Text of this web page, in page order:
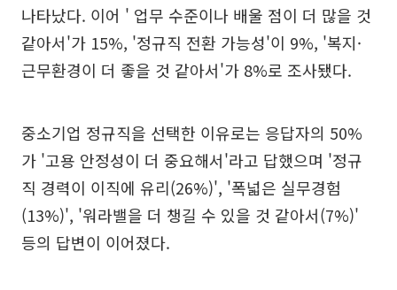
나타났다. 이어 ' 업무 수준이나 배울 점이 더 많을 것
같아서'가 15%, '정규직 전환 가능성'이 9%, '복지·
근무환경이 더 좋을 것 같아서'가 8%로 조사됐다.
중소기업 정규직을 선택한 이유로는 응답자의 50%
가 '고용 안정성이 더 중요해서'라고 답했으며 '정규
직 경력이 이직에 유리(26%)', '폭넓은 실무경험
(13%)', '워라밸을 더 챙길 수 있을 것 같아서(7%)'
등의 답변이 이어졌다.